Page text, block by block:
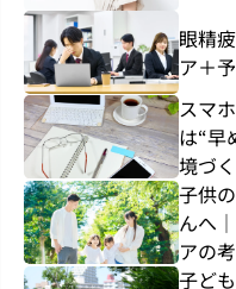
眼精
ア＋
スマ
は“早
境づ
子供
んへ
アの
子ど